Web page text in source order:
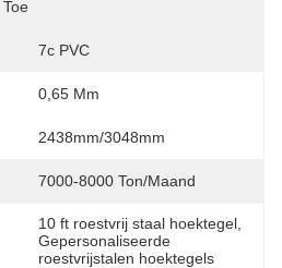
Toe
7c PVC
0,65 Mm
2438mm/3048mm
7000-8000 Ton/maand
10 ft roestvrij staal hoektegel
Gepersonaliseerde
roestvrijstalen hoektegels